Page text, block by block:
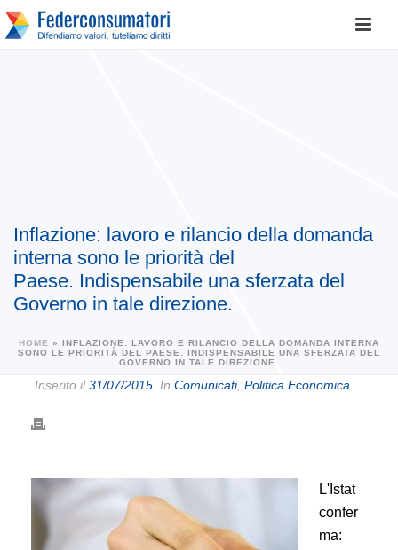
Inflazione: lavoro e rilancio della domanda
interna sono le priorità del
Paese. Indispensabile una sferzata del
Governo in tale direzione.
HOME » INFLAZIONE: LAVORO E RILANCIO DELLA DOMANDA INTERNA
SONO LE PRIORITÀ DEL PAESE. INDISPENSABILE UNA SFERZATA DEL
GOVERNO IN TALE DIREZIONE.
Inserito il31/07/2015 In Comunicati, Politica Economica
L'Istat
confer
ma: